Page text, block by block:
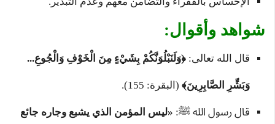
شواهد وأقوال:
قال الله تعالى:﴿وَلَنَبْلُوَنَّكُمْ بِشَيْءٍ مِنَ الْخَوْفِ وَالْجُوعِ...
وَبَشِّرِ الصَّابِرِينَ﴾ (البقرة: 155).
قال رسول الله ﷺ: «ليس المؤمن الذي يشبع وجاره جائع